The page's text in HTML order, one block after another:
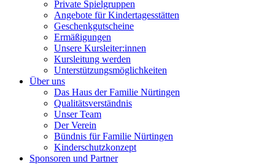
Private Spielgruppen
Angebote für Kindertagesstätten
Geschenkgutscheine
Ermäßigungen
Unsere Kursleiter:innen
Kursleitung werden
Unterstützungsmöglichkeiten
Über uns
Das Haus der Familie Nürtingen
Qualitätsverständnis
Unser Team
Der Verein
Bündnis für Familie Nürtingen
Kinderschutzkonzept
Sponsoren und Partner